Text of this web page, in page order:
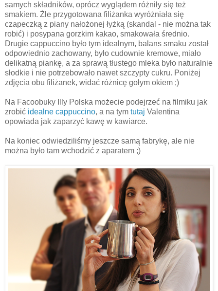
samych składników, oprócz wyglądem różniły się też
smakiem. Źle przygotowana filiżanka wyróżniała się
czapeczką z piany nałożonej łyżką (skandal - nie można tak
robić) i posypana gorzkim kakao, smakowała średnio.
Drugie cappuccino było tym idealnym, balans smaku został
odpowiednio zachowany, było cudownie kremowe, miało
delikatną piankę, a za sprawą tłustego mleka było naturalnie
słodkie i nie potrzebowało nawet szczypty cukru. Poniżej
zdjęcia obu filiżanek, widać różnicę gołym okiem ;)
Na Facoobuky Illy Polska możecie podejrzeć na filmiku jak
zrobić idealne cappuccino, a na tym tutaj Valentina
opowiada jak zaparzyć kawę w kawiarce.
Na koniec odwiedziliśmy jeszcze samą fabrykę, ale nie
można było tam wchodzić z aparatem ;)